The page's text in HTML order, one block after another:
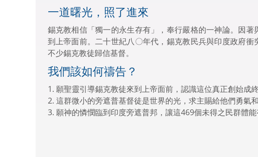
一道曙光，照了進來
錫克教相信「獨一的永生存有」，奉行嚴格的一神論。因
到上帝面前。二十世紀八〇年代，錫克教民兵與印度政府
不少錫克教徒歸信基督。
我們該如何禱告？
1. 願聖靈引導錫克教徒來到上帝面前，認識這位真正創始成終
2. 這群微小的旁遮普基督徒是世界的光，求主賜給他們勇氣
3. 願神的憐憫臨到印度旁遮普邦，讓這469個未得之民群體